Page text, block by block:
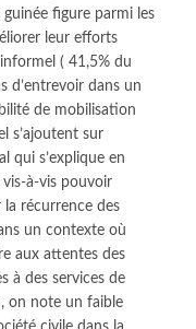
figure parmi les
leur efforts
( 41,5% du
d’entrevoir dans un
de mobilisation
s’ajoutent sur
qui s’explique en
à-vis pouvoir
récurrence des
un contexte où
aux attentes des
à des services de
on note un faible